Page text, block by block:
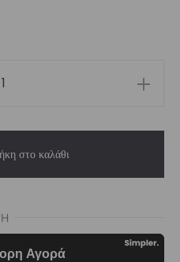
στο καλάθι